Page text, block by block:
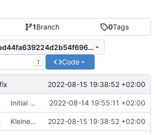
1Branch 0Tags
38f466a77badbd44fa639224d2b54f696d2671c1
T Code
2022-08-15 19:38:52 +02:00
Initial commit 2022-08-14 19:55:11 +02:00
Kleiner Bugfix 2022-08-15 19:38:52 +02:00